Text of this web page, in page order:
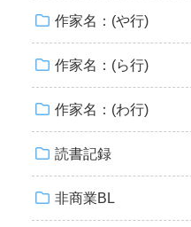
作家名：(や行)
作家名：(ら行)
作家名：(わ行)
読書記録
非商業BL